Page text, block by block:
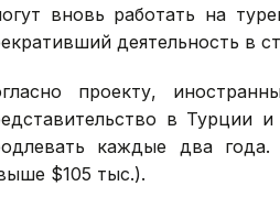
вновь работать на
деятельность в
проекту,
в Турции
каждые два
$105 тыс.).